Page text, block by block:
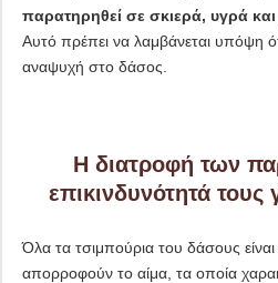
παρατηρηθεί σε σκιερά, υγρά
Αυτό πρέπει να λαμβάνεται υπόψη
αναψυχή στο δάσος.
Η διατροφή των
επικινδυνότητά
Όλα τα τσιμπούρια του δάσους
απορροφούν το αίμα, τα οποία